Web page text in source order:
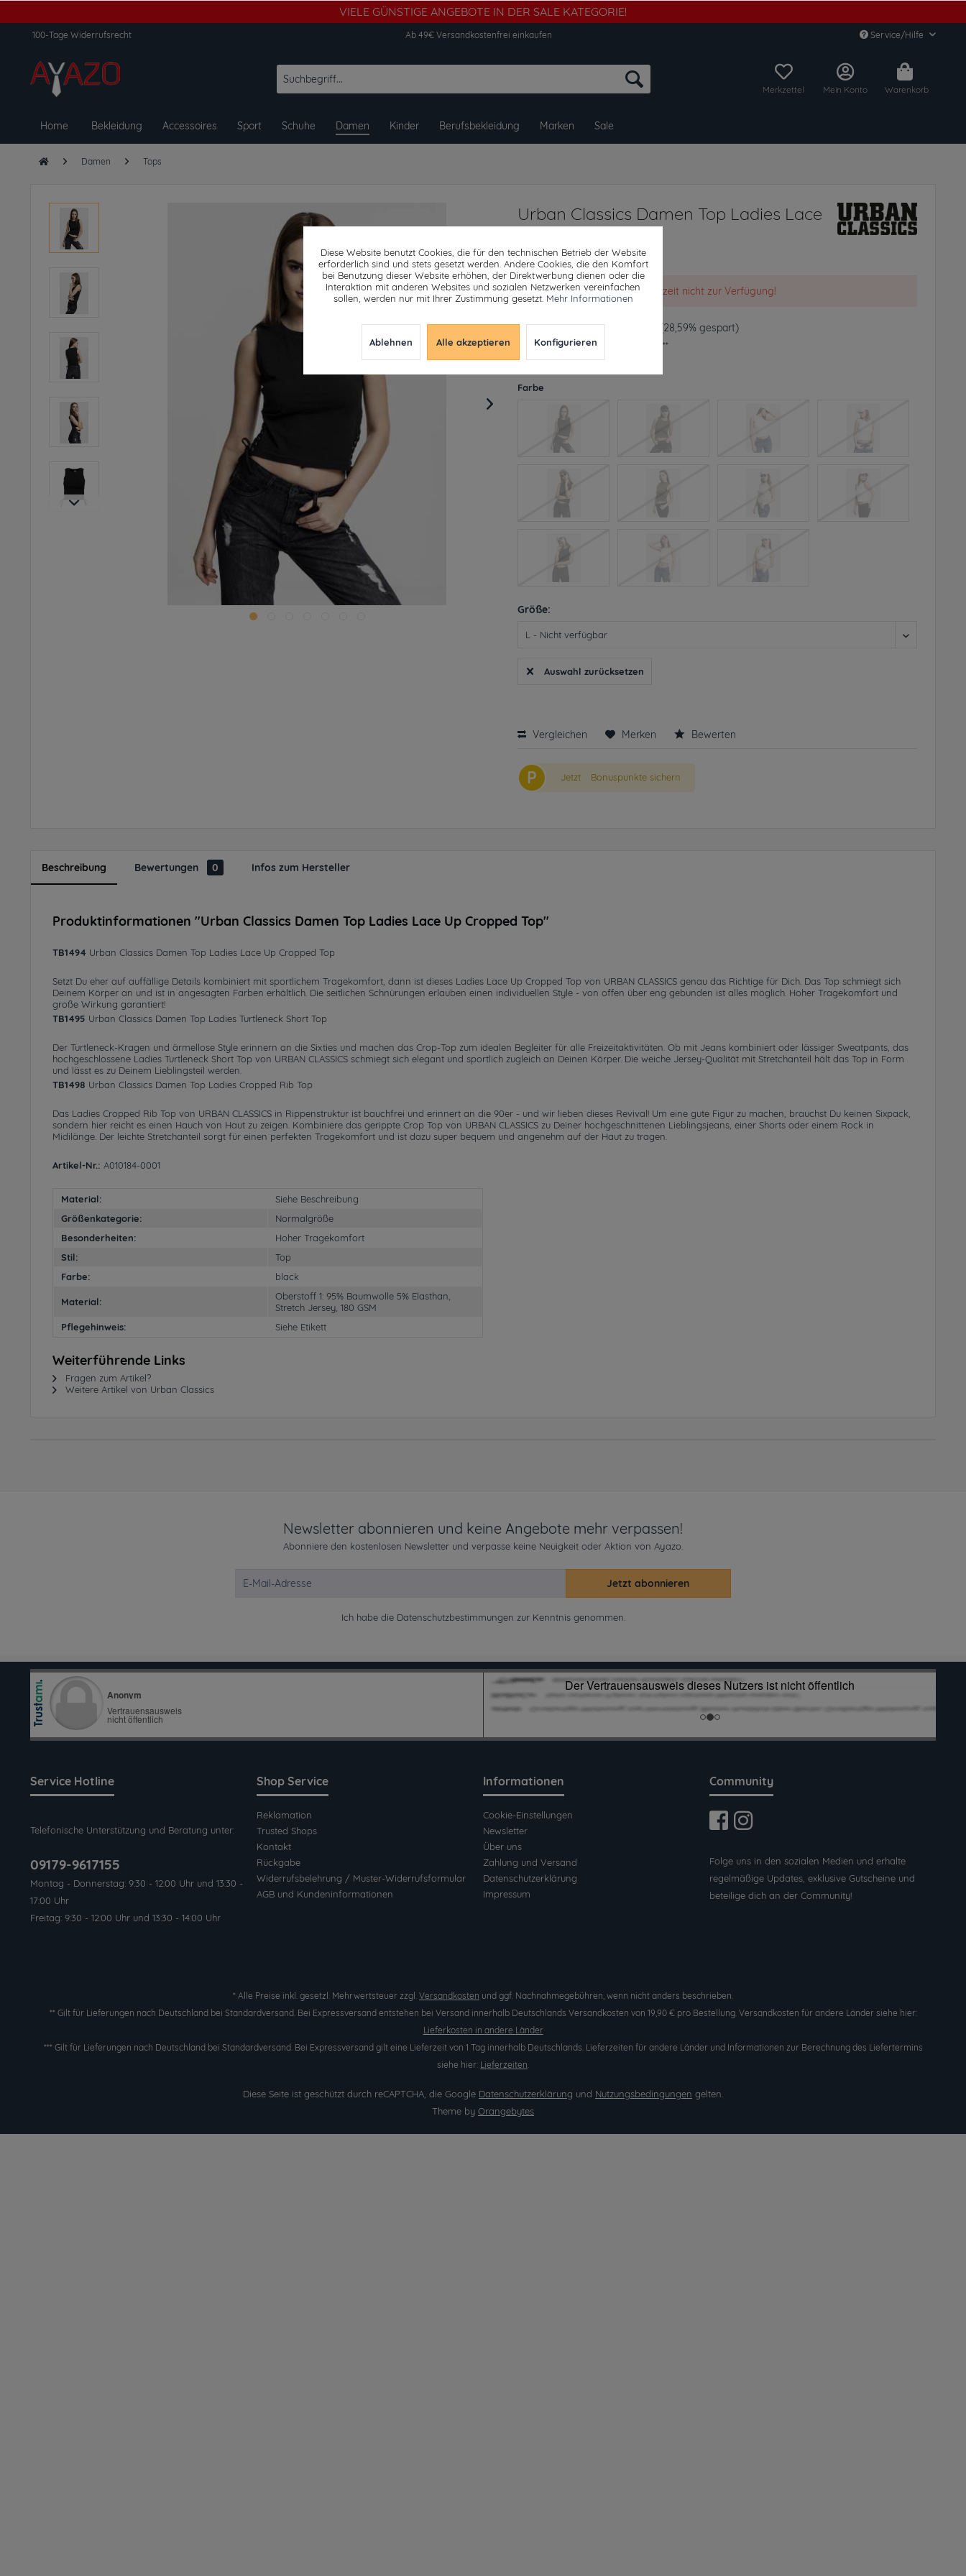
VIELE GÜNSTIGE ANGEBOTE IN DER SALE KATEGORIE!
100-Tage Widerrufsrecht Ab 49€ Versandkostenfrei einkaufen Service/Hilfe
Merkzettel Mein Konto Warenkorb
Home Bekleidung Accessoires Sport Schuhe Damen Kinder Berufsbekleidung Marken Sale
Damen Tops
Urban Classics Damen Top Ladies Lace
Dieser Artikel steht derzeit nicht zur Verfügung!
9,99 € * (28,59% gespart)
inkl. MwSt.ab 49€ versandkostenfrei**
Derzeit leider nicht lieferbar
Farbe
Größe:
Auswahl zurücksetzen
Vergleichen Merken Bewerten
P Jetzt Bonuspunkte sichern
Beschreibung Bewertungen 0 Infos zum Hersteller
Produktinformationen "Urban Classics Damen Top Ladies Lace Up Cropped Top"
TB1494 Urban Classics Damen Top Ladies Lace Up Cropped Top
Setzt Du eher auf auffällige Details kombiniert mit sportlichem Tragekomfort, dann ist dieses Ladies Lace Up Cropped Top von URBAN CLASSICS genau das Richtige für Dich. Das Top schmiegt sich
Deinem Körper an und ist in angesagten Farben erhältlich. Die seitlichen Schnürungen erlauben einen individuellen Style - von offen über eng gebunden ist alles möglich. Hoher Tragekomfort und
große Wirkung garantiert!
TB1495 Urban Classics Damen Top Ladies Turtleneck Short Top
Der Turtleneck-Kragen und ärmellose Style erinnern an die Sixties und machen das Crop-Top zum idealen Begleiter für alle Freizeitaktivitäten. Ob mit Jeans kombiniert oder lässiger Sweatpants, das
hochgeschlossene Ladies Turtleneck Short Top von URBAN CLASSICS schmiegt sich elegant und sportlich zugleich an Deinen Körper. Die weiche Jersey-Qualität mit Stretchanteil hält das Top in Form
und lässt es zu Deinem Lieblingsteil werden.
TB1498 Urban Classics Damen Top Ladies Cropped Rib Top
Das Ladies Cropped Rib Top von URBAN CLASSICS in Rippenstruktur ist bauchfrei und erinnert an die 90er - und wir lieben dieses Revival! Um eine gute Figur zu machen, brauchst Du keinen Sixpack,
sondern hier reicht es einen Hauch von Haut zu zeigen. Kombiniere das gerippte Crop Top von URBAN CLASSICS zu Deiner hochgeschnittenen Lieblingsjeans, einer Shorts oder einem Rock in
Midilänge. Der leichte Stretchanteil sorgt für einen perfekten Tragekomfort und ist dazu super bequem und angenehm auf der Haut zu tragen.
Artikel-Nr.: A010184-0001
Material:
Siehe Beschreibung
Größenkategorie:
Normalgröße
Besonderheiten:
Hoher Tragekomfort
Stil:
Top
Farbe:
black
Material:
Oberstoff 1: 95% Baumwolle 5% Elasthan,
Stretch Jersey, 180 GSM
Pflegehinweis:
Siehe Etikett
Weiterführende Links
Fragen zum Artikel?
Weitere Artikel von Urban Classics
Newsletter abonnieren und keine Angebote mehr verpassen!
Abonniere den kostenlosen Newsletter und verpasse keine Neuigkeit oder Aktion von Ayazo.
Jetzt abonnieren
Ich habe die Datenschutzbestimmungen zur Kenntnis genommen.
Service Hotline
Telefonische Unterstützung und Beratung unter:
09179-9617155
Montag - Donnerstag: 9:30 - 12:00 Uhr und 13:30 -
17:00 Uhr
Freitag: 9:30 - 12:00 Uhr und 13:30 - 14:00 Uhr
Shop Service
Reklamation
Trusted Shops
Kontakt
Rückgabe
Widerrufsbelehrung / Muster-Widerrufsformular
AGB und Kundeninformationen
Informationen
Cookie-Einstellungen
Newsletter
Über uns
Zahlung und Versand
Datenschutzerklärung
Impressum
Community
Folge uns in den sozialen Medien und erhalte
regelmäßige Updates, exklusive Gutscheine und
beteilige dich an der Community!
* Alle Preise inkl. gesetzl. Mehrwertsteuer zzgl. Versandkosten und ggf. Nachnahmegebühren, wenn nicht anders beschrieben.
** Gilt für Lieferungen nach Deutschland bei Standardversand. Bei Expressversand entstehen bei Versand innerhalb Deutschlands Versandkosten von 19,90 € pro Bestellung. Versandkosten für andere Länder siehe hier:
Lieferkosten in andere Länder
*** Gilt für Lieferungen nach Deutschland bei Standardversand. Bei Expressversand gilt eine Lieferzeit von 1 Tag innerhalb Deutschlands. Lieferzeiten für andere Länder und Informationen zur Berechnung des Liefertermins
siehe hier: Lieferzeiten.
Diese Seite ist geschützt durch reCAPTCHA, die Google Datenschutzerklärung und Nutzungsbedingungen gelten.
Theme by Orangebytes
Diese Website benutzt Cookies, die für den technischen Betrieb der Website
erforderlich sind und stets gesetzt werden. Andere Cookies, die den Komfort
bei Benutzung dieser Website erhöhen, der Direktwerbung dienen oder die
Interaktion mit anderen Websites und sozialen Netzwerken vereinfachen
sollen, werden nur mit Ihrer Zustimmung gesetzt. Mehr Informationen
Ablehnen Alle akzeptieren Konfigurieren